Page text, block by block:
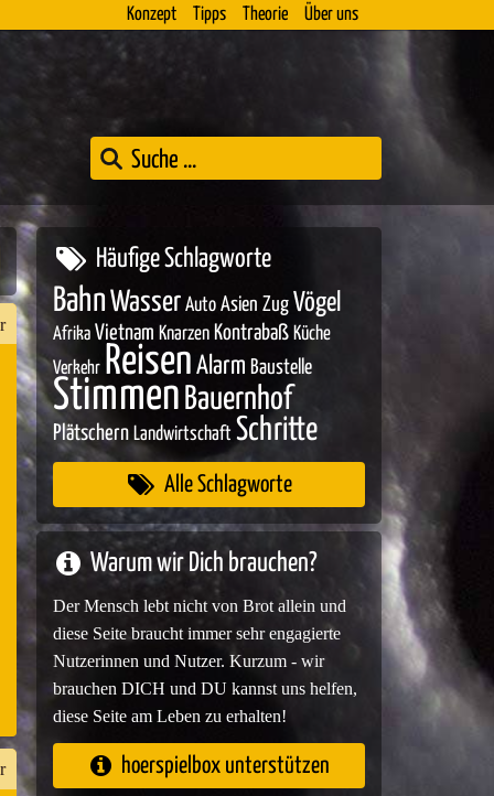
Konzept Tipps Theorie Über uns
Häufige Schlagworte
BahnWasser Auto Asien Zug Vögel
Afrika Vietnam Knarzen Kontrabaß Küche
Verkehr Reisen Alarm Baustelle
Stimmen Bauernhof
Plätschern Landwirtschaft Schritte
Alle Schlagworte
Warum wir Dich brauchen?
Der Mensch lebt nicht von Brot allein und
diese Seite braucht immer sehr engagierte
Nutzerinnen und Nutzer. Kurzum - wir
brauchen DICH und DU kannst uns helfen,
diese Seite am Leben zu erhalten!
hoerspielbox unterstützen